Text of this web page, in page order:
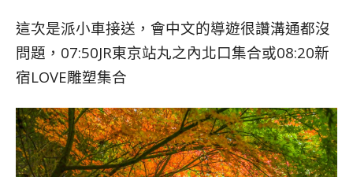
這次是派小車接送，會中文的導遊很讚溝通都沒
問題，07:50JR東京站丸之內北口集合或08:20新
宿LOVE雕塑集合